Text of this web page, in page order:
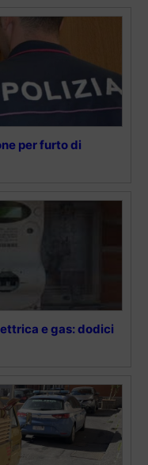
per furto di
e gas: dodici